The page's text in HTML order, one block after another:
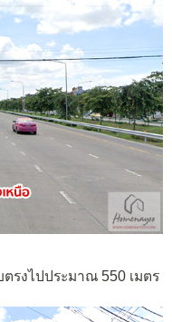
รงไปประมาณ 550 เมตร